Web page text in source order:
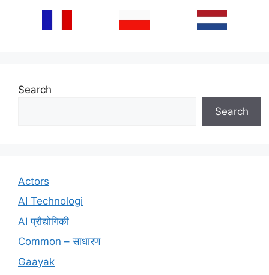
Search
Search
Actors
AI Technologi
AI प्रौद्योगिकी
Common – साधारण
Gaayak